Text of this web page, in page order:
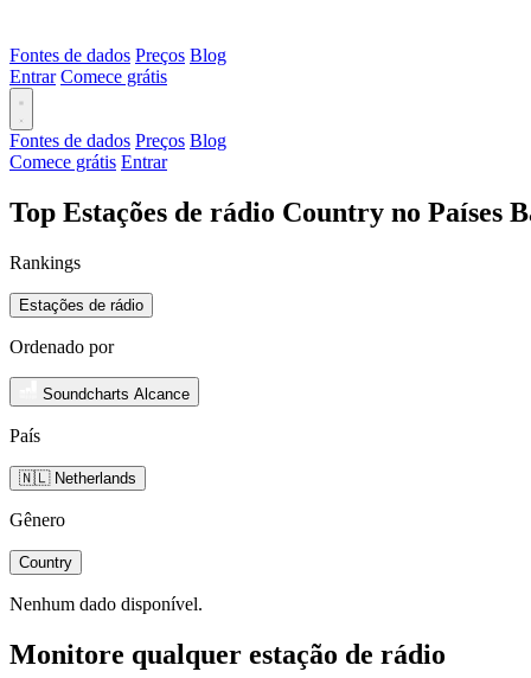
Fontes de dados Preços Blog
Entrar Comece grátis
Fontes de dados Preços Blog
Comece grátis Entrar
Top Estações de rádio Country no Países
Rankings
Estações de rádio
Ordenado por
Soundcharts Alcance
País
🇳🇱 Netherlands
Gênero
Country
Nenhum dado disponível.
Monitore qualquer estação de rádio